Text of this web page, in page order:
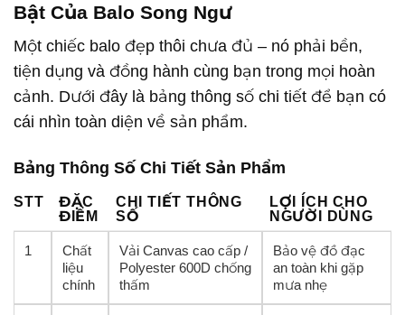
Bật Của Balo Song Ngư
Một chiếc balo đẹp thôi chưa đủ – nó phải bền,
tiện dụng và đồng hành cùng bạn trong mọi hoàn
cảnh. Dưới đây là bảng thông số chi tiết để bạn có
cái nhìn toàn diện về sản phẩm.
Bảng Thông Số Chi Tiết Sản Phẩm
STT
ĐẶC
ĐIỂM
CHI TIẾT THÔNG
SỐ
LỢI ÍCH CHO
NGƯỜI DÙNG
1
Chất
liệu
chính
Vải Canvas cao cấp /
Polyester 600D chống
thấm
Bảo vệ đồ đạc
an toàn khi gặp
mưa nhẹ